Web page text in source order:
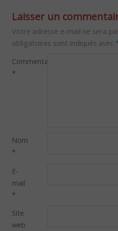
Laisser un
Votre adresse e-mail ne sera
obligatoires sont indiqués avec
Commentaire
*
Nom
*
E-
mail
*
Site
web